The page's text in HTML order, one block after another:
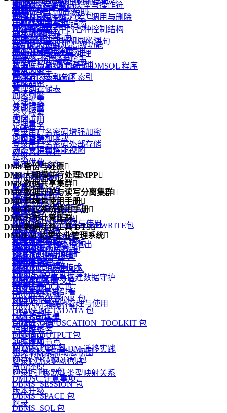
管理表
管理索引
管理触发器
管理视图、序列和同义词
模式对象的常规管理
数据库布局和存储管理
管理分区表和分区索引
管理列存储表
管理堆表
全文检索
管理事务
问题跟踪和解决
动态管理和性能视图
查询优化
SQL 调优
故障恢复
版本升级
附录 1
附录 2
附录 3
附录 4
Logmnr 接口使用说明
DM Node.js 编程指南
DM Go 编程指南
DM XA 编程指南
DM R2DBC编程指南
附录
函数
一致性和并发性
外部函数
包
类类型
自定义类型
触发器
同义词
外部链接
闪回
JSON
高级日志
自定义运算符
自定义集函数
XML数据解析
附录
dminit 高级主题
dmDjango 驱动
dmSQLAlchemy 方言包
DBUtils 包
dmAsync 包
dmPython_pool 包
嵌入式程序的组成
Oracle 兼容
DB2 兼容
DM 嵌入式 SQL 高级功能
PRO*C 程序实例
附录
DMSQL 程序数据类型与操作符
DMSQL 程序的定义、调用与删除
DMSQL 程序中的各种控制结构
DMSQL 程序中的 SQL 语句
DMSQL 程序异常处理
基于 C、JAVA 语法的 DMSQL 程序
DMSQL 程序调试
概述
用户标识与鉴别
自主访问控制
强制访问控制
审计
通信加密
存储加密
加密引擎
资源限制
客体重用
登录用户名密码增强加密
登录用户名密码外部存储
附录
DM8 备份与还原
备份还原简介
备份还原原理
备份还原实战
DM8 大规模并行处理MPP
引言
概述
基本概念与原理
DM MPP 环境搭建与使用
DM MPP 主备系统
DM MPP 系统管理
动态视图
DM8 数据共享集群
DMDSC 概述
DMDSC 使用的环境
DMDSC 关键技术
DMCSS 介绍
DMDSC 的启动与退出
DMDSC 故障处理
DMDSC 节点重加入
DMDSC 配置文件
DMASM 介绍
DMASM 镜像介绍
DMDSC 搭建
巧用服务名
动态增加节点
监控 DMDSC
备份还原
DMDSC 注意事项
版本升级
附录
DM8 数据守护与读写分离集群
概述
守护进程
监视器
配置文件说明
数据守护使用说明
数据守护搭建
利用 DEM 工具搭建数据守护
版本升级
附录
DM8 系统包使用手册
概述
DBMS_ADVANCED_REWRITE包
DBMS_ALERT 包
DBMS_BINARY 包
DBMS_JOB 包
DBMS_LOB 包
DBMS_LOCK 包
DBMS_LOGMNR 包
DBMS_METADATA 包
DBMS_OBFUSCATION_TOOLKIT 包
DBMS_OUTPUT包
DBMS_PIPE 包
DBMS_RANDOM 包
DBMS_RLS 包
DBMS_SESSION 包
DBMS_SPACE 包
DBMS_SQL 包
DM8 作业系统使用手册
功能简介
创建作业环境
操作员
作业
警报
监控作业
一个典型示例
DM8 分布计算集群
DMDPC 概述
基本概念和技术指标
DMDPC使用须知
DMDPC的关键技术
DMDPC配置
DMDPC 集群部署
DMDPC 集群的管理与使用
快速装载工具
查询分析
SQL调优
相关系统表和动态视图
DM8 数据迁移工具 DTS
DTS 功能简介
DTS 入门
DTS 代理
DTS 迁移
DTS 对比
DTS 评估
DTS 转换
元数据管理
作业调度
从 ORACLE 到 DM 迁移实践
附录1 默认驱动信息
附录2 迁移默认类型映射关系
DMDEM 达梦企业管理系统
使用手册
版本说明